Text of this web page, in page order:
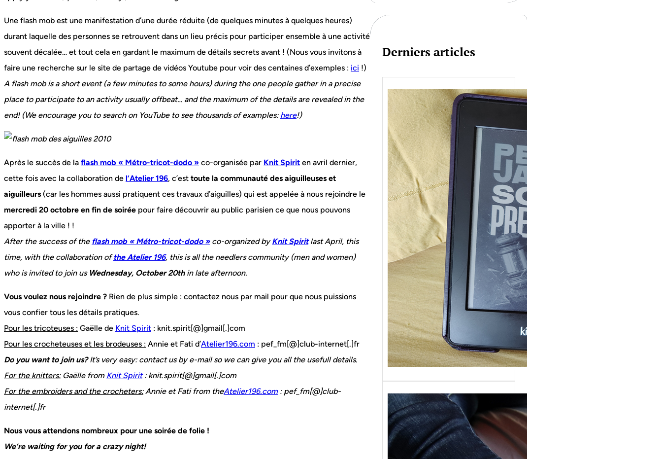
Une flash mob est une manifestation d’une durée réduite (de quelques minutes à quelques heures)
durant laquelle des personnes se retrouvent dans un lieu précis pour participer ensemble à une activité
souvent décalée… et tout cela en gardant le maximum de détails secrets avant ! (Nous vous invitons à
faire une recherche sur le site de partage de vidéos Youtube pour voir des centaines d’exemples : ici !)
A flash mob is a short event (a few minutes to some hours) during the one people gather in a precise
place to participate to an activity usually offbeat… and the maximum of the details are revealed in the
end! (We encourage you to search on YouTube to see thousands of examples: here!)
Après le succès de la flash mob « Métro-tricot-dodo » co-organisée par Knit Spirit en avril dernier,
cette fois avec la collaboration de l’Atelier 196, c’est toute la communauté des aiguilleuses et
aiguilleurs (car les hommes aussi pratiquent ces travaux d’aiguilles) qui est appelée à nous rejoindre le
mercredi 20 octobre en fin de soirée pour faire découvrir au public parisien ce que nous pouvons
apporter à la ville ! !
After the success of the flash mob « Métro-tricot-dodo »co-organized byKnit Spiritlast April, this
time, with the collaboration ofthe Atelier 196, this is all the needlers community (men and women)
who is invited to join us Wednesday, October 20thin late afternoon.
Vous voulez nous rejoindre ? Rien de plus simple : contactez nous par mail pour que nous puissions
vous confier tous les détails pratiques.
Pour les tricoteuses : Gaëlle de Knit Spirit : knit.spirit[@]gmail[.]com
Pour les crocheteuses et les brodeuses : Annie et Fati d’Atelier196.com : pef_fm[@]club-internet[.]fr
Do you want to join us?It’s very easy: contact us by e-mail so we can give you all the usefull details.
For the knitters:Gaëlle from Knit Spirit: knit.spirit[@]gmail[.]com
For the embroiders and the crocheters:Annie et Fati from theAtelier196.com: pef_fm[@]club-
internet[.]fr
Nous vous attendons nombreux pour une soirée de folie !
We’re waiting for you for a crazy night!
h
Derniers articles
Je bouquine #149
Sans grande surprise, j’ai
replongé dans la série
« Roy Grace »…